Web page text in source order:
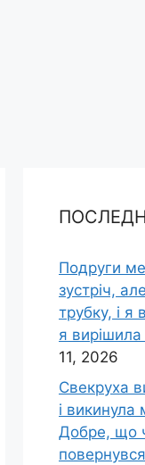
Подруги
зустріч,
трубку, і я
я
11, 2026
Свекруха
і викинула
Добре, що